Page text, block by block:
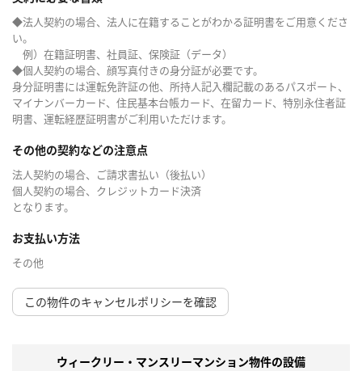
◆法人契約の場合、法人に在籍することがわかる証明書をご用意くださ
い。
例）在籍証明書、社員証、保険証（データ）
◆個人契約の場合、顔写真付きの身分証が必要です。
身分証明書には運転免許証の他、所持人記入欄記載のあるパスポート、
マイナンバーカード、住民基本台帳カード、在留カード、特別永住者証
明書、運転経歴証明書がご利用いただけます。
その他の契約などの注意点
法人契約の場合、ご請求書払い（後払い）
個人契約の場合、クレジットカード決済
となります。
お支払い方法
その他
この物件のキャンセルポリシーを確認
ウィークリー・マンスリーマンション物件の設備